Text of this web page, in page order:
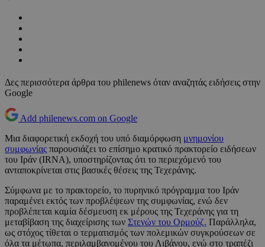
Δες περισσότερα άρθρα του philenews όταν αναζητάς ειδήσεις στην
Google
Add philenews.com on Google
Μια διαφορετική εκδοχή του υπό διαμόρφωση μνημονίου
συμφωνίας παρουσιάζει το επίσημο κρατικό πρακτορείο ειδήσεων
του Ιράν (IRNA), υποστηρίζοντας ότι το περιεχόμενό του
ανταποκρίνεται στις βασικές θέσεις της Τεχεράνης.
Σύμφωνα με το πρακτορείο, το πυρηνικό πρόγραμμα του Ιράν
παραμένει εκτός των προβλέψεων της συμφωνίας, ενώ δεν
προβλέπεται καμία δέσμευση εκ μέρους της Τεχεράνης για τη
μεταβίβαση της διαχείρισης των Στενών του Ορμούζ. Παράλληλα,
ως στόχος τίθεται ο τερματισμός των πολεμικών συγκρούσεων σε
όλα τα μέτωπα, περιλαμβανομένου του Λιβάνου, ενώ στο τραπέζι